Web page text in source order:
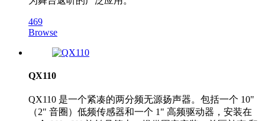
469
Browse
QX110
QX110 是一个紧凑的两分频无源扬声器。包括一个 10"
（2" 音圈）低频传感器和一个 1" 高频驱动器，安装在